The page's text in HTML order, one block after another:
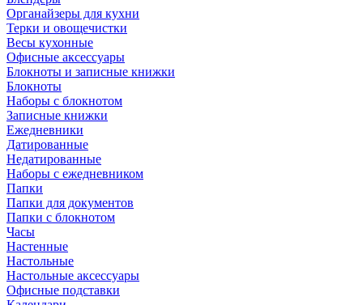
Органайзеры для кухни
Терки и овощечистки
Весы кухонные
Офисные аксессуары
Блокноты и записные книжки
Блокноты
Наборы с блокнотом
Записные книжки
Ежедневники
Датированные
Недатированные
Наборы с ежедневником
Папки
Папки для документов
Папки с блокнотом
Часы
Настенные
Настольные
Настольные аксессуары
Офисные подставки